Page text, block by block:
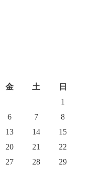
金 土
日
1
6 7
8
13 14
15
20 21
22
27 28
29